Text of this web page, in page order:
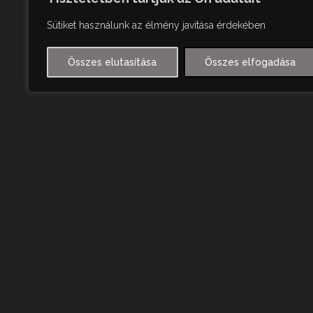
Sütiket használunk az élmény javítása érdekében
Összes elutasítása Összes elfogadása